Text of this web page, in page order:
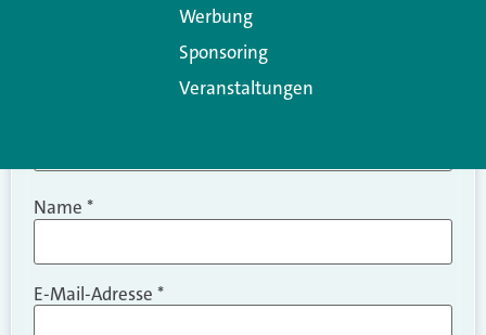
Name *
E-Mail-Adresse *
Werbung
Sponsoring
Veranstaltungen